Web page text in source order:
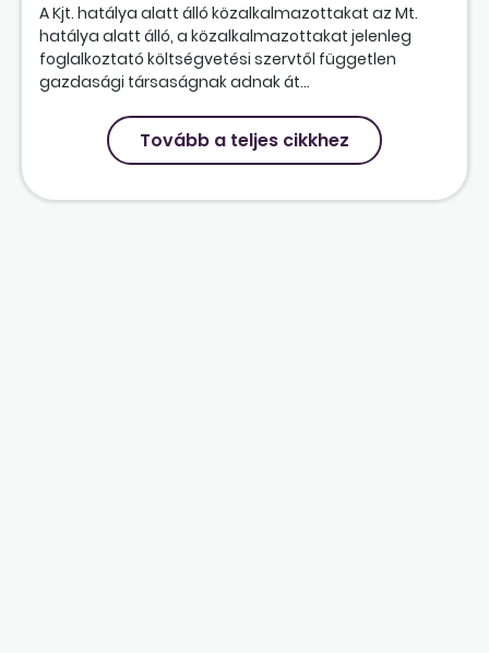
A Kjt. hatálya alatt álló közalkalmazottakat az Mt.
hatálya alatt álló, a közalkalmazottakat jelenleg
foglalkoztató költségvetési szervtől független
gazdasági társaságnak adnak át...
Tovább a teljes cikkhez